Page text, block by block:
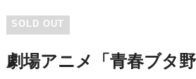
SOLD OUT
劇場アニメ「青春ブタ